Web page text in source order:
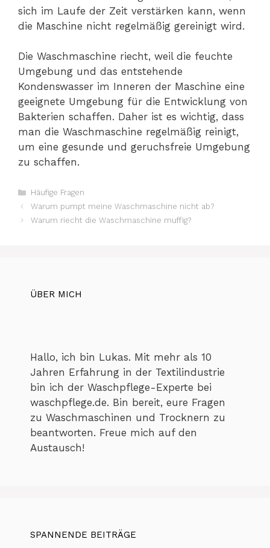
sich im Laufe der Zeit verstärken kann, wenn
die Maschine nicht regelmäßig gereinigt wird.
Die Waschmaschine riecht, weil die feuchte
Umgebung und das entstehende
Kondenswasser im Inneren der Maschine eine
geeignete Umgebung für die Entwicklung von
Bakterien schaffen. Daher ist es wichtig, dass
man die Waschmaschine regelmäßig reinigt,
um eine gesunde und geruchsfreie Umgebung
zu schaffen.
Kategorien
Häufige Fragen
Warum pumpt meine Waschmaschine nicht ab?
Warum riecht die Waschmaschine muffig?
ÜBER MICH
Hallo, ich bin Lukas. Mit mehr als 10
Jahren Erfahrung in der Textilindustrie
bin ich der Waschpflege-Experte bei
waschpflege.de. Bin bereit, eure Fragen
zu Waschmaschinen und Trocknern zu
beantworten. Freue mich auf den
Austausch!
SPANNENDE BEITRÄGE